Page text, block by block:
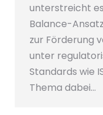
unterstreicht
Balance-
zur Förderung
unter
Standards wie
Thema dabei…